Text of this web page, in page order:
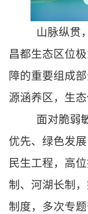
山脉纵贯
昌都生态区位
障的重要组成
源涵养区，生
面对脆弱
优先、绿色发
民生工程，高
制、河湖长制
制度，多次专